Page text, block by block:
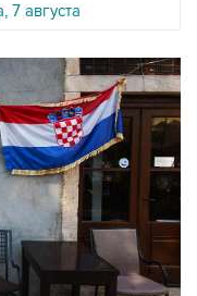
7 августа